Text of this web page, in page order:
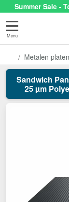
Summer Sale -
Menu
Metalen platen
Sandwich
25 µm